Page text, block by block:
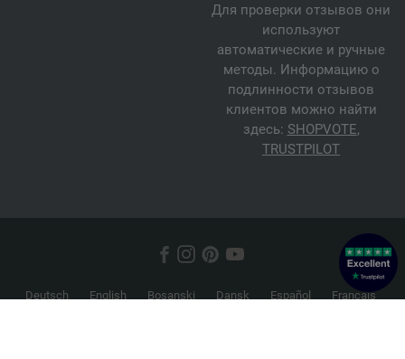
Для проверки отзывов они
используют
автоматические и ручные
методы. Информацию о
подлинности отзывов
клиентов можно найти
здесь: SHOPVOTE,
TRUSTPILOT
Deutsch English Bosanski Dansk Español
Français